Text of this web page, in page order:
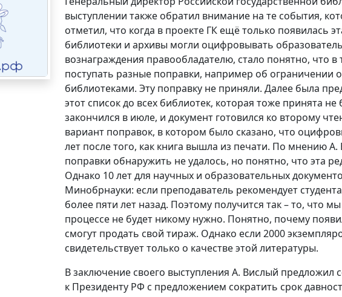
выступлении также обратил внимание на те события,
отметил, что когда в проекте ГК ещё только появилась
библиотеки и архивы могли оцифровывать
вознаграждения правообладателю, стало понятно, что в
поступать разные поправки, например об
библиотеками. Эту поправку не приняли. Далее была
этот список до всех библиотек, которая тоже принята
закончился в июле, и документ готовился ко второму
вариант поправок, в котором было сказано, что
лет после того, как книга вышла из печати. По мнению А.
поправки обнаружить не удалось, но понятно, что эта
Однако 10 лет для научных и образовательных
Минобрнауки: если преподаватель рекомендует
более пяти лет назад. Поэтому получится так – то, что
процессе не будет никому нужно. Понятно, почему
смогут продать свой тираж. Однако если 2000
свидетельствует только о качестве этой литературы.
В заключение своего выступления А. Вислый
к Президенту РФ с предложением сократить срок